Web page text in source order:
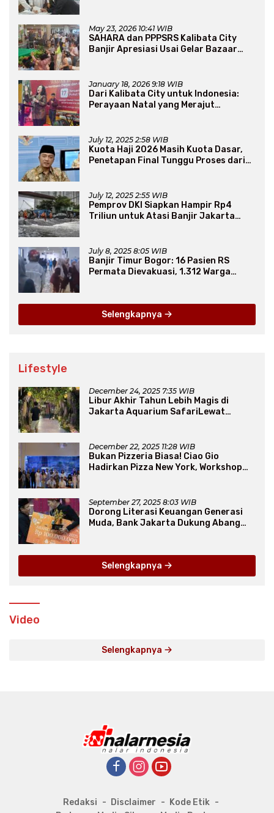
May 23, 2026 10:41 WIB
SAHARA dan PPPSRS Kalibata City
Banjir Apresiasi Usai Gelar Bazaar
January 18, 2026 9:18 WIB
Dari Kalibata City untuk Indonesia:
Perayaan Natal yang Merajut
July 12, 2025 2:58 WIB
Kuota Haji 2026 Masih Kuota Dasar,
Penetapan Final Tunggu Proses dari
July 12, 2025 2:55 WIB
Pemprov DKI Siapkan Hampir Rp4
Triliun untuk Atasi Banjir Jakarta
July 8, 2025 8:05 WIB
Banjir Timur Bogor: 16 Pasien RS
Permata Dievakuasi, 1.312 Warga
Selengkapnya
Lifestyle
December 24, 2025 7:35 WIB
Libur Akhir Tahun Lebih Magis di
Jakarta Aquarium SafariLewat
December 22, 2025 11:28 WIB
Bukan Pizzeria Biasa! Ciao Gio
Hadirkan Pizza New York, Workshop
September 27, 2025 8:03 WIB
Dorong Literasi Keuangan Generasi
Muda, Bank Jakarta Dukung Abang
Selengkapnya
Video
Selengkapnya
Redaksi Disclaimer
Kode Etik